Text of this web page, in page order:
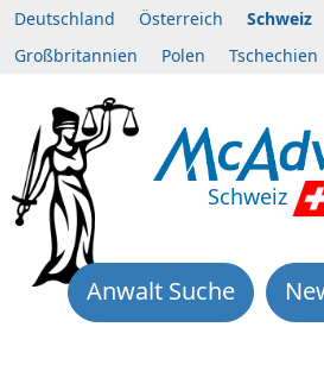
Deutschland Österreich Schweiz
Großbritannien
Polen Tschechien
Schweiz
Anwalt Suche